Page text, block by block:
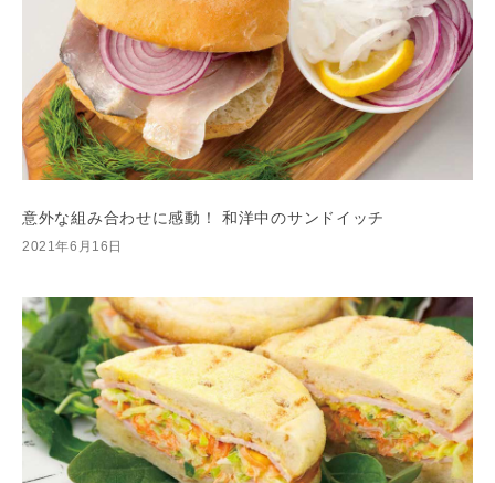
意外な組み合わせに感動！ 和洋中のサンドイッチ
2021年6月16日